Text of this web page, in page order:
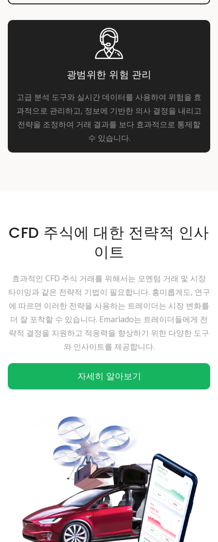
광범위한 위험 관리
고급 분석 도구와 실시간 데이터를 사용하여 위험을 효
과적으로 관리하고, 정보에 기반한 의사 결정을 내리고
전략을 조정하여 거래 결과를 보다 효과적으로 통제할
수 있습니다.
CFD 주식에 대한 전략적 인사
이트
효과적인 CFD 주식 거래를 위해서는 모멘텀 거래 및 시장
타이밍과 같은 전략적 기법이 필요합니다. 흥미롭게도, 연구
에 따르면 이러한 전략을 사용하는 트레이더는 시장 변화를
더 잘 포착할 수 있습니다. Emarlado는 트레이더들에게 전
략적 결정을 지원하고 적응력을 향상하기 위한 다양한 도구
와 인사이트를 제공합니다.
자세히 알아보기